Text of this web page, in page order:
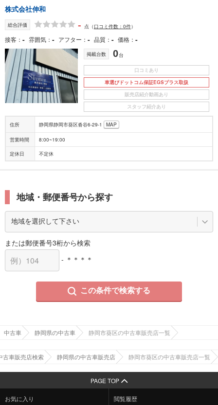
株式会社伸和
総合評価 - 点 （口コミ件数：0件）
接客 - 雰囲気 - アフター - 品質 - 価格 -
掲載台数 0台
口コミあり
車選びドットコム保証EGSプラス取扱
販売店紹介動画あり
スタッフ紹介あり
住所 静岡県静岡市葵区沓谷6-29-1 MAP
営業時間 8:00~19:00
定休日 不定休
地域・郵便番号から探す
または郵便番号3桁から検索
- ＊＊＊＊
この条件で検索する
中古車 静岡県の中古車 静岡市葵区の中古車販売店一覧
古車販売店検索 静岡県の中古車販売店 静岡市葵区の中古車販売店一覧
PAGE TOP
お気に入り 閲覧履歴